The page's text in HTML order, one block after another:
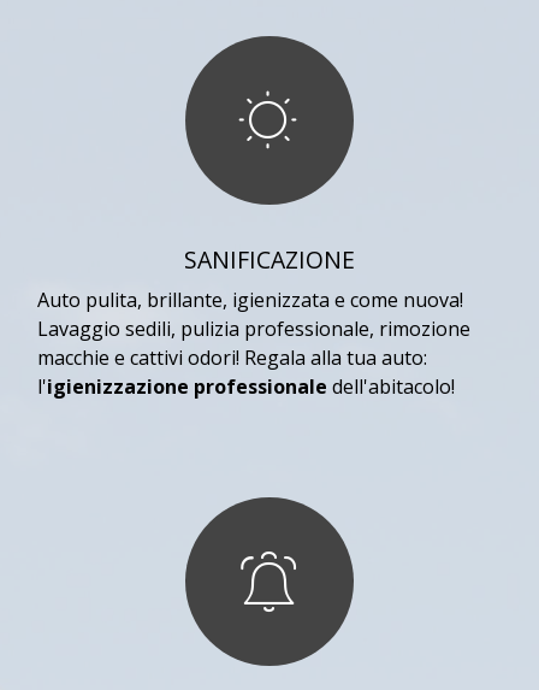
SANIFICAZIONE
Auto pulita, brillante, igienizzata e come nuova!
Lavaggio sedili, pulizia professionale, rimozione
macchie e cattivi odori! Regala alla tua auto:
l'igienizzazione professionale dell'abitacolo!